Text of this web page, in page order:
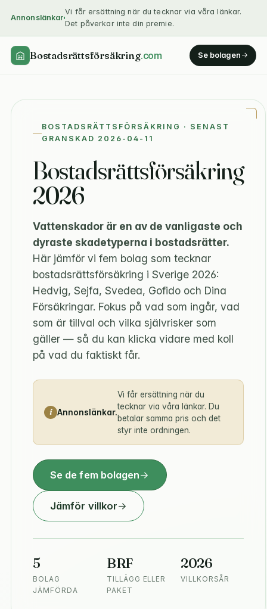
Annonslänkar
Vi får ersättning när du tecknar via våra länkar.
Det påverkar inte din premie.
Bostadsrättsförsäkring.com Se bolagen
BOSTADSRÄTTSFÖRSÄKRING · SENAST
GRANSKAD 2026-04-11
Bostadsrättsförsäkring
2026
Vattenskador är en av de vanligaste och
dyraste skadetyperna i bostadsrätter.
Här jämför vi fem bolag som tecknar
bostadsrättsförsäkring i Sverige 2026:
Hedvig, Sejfa, Svedea, Gofido och Dina
Försäkringar. Fokus på vad som ingår, vad
som är tillval och vilka självrisker som
gäller — så du kan klicka vidare med koll
på vad du faktiskt får.
Annonslänkar.
Vi får ersättning när du
tecknar via våra länkar. Du
betalar samma pris och det
styr inte ordningen.
Se de fem bolagen
Jämför villkor
5
BOLAG
JÄMFÖRDA
BRF
TILLÄGG ELLER
PAKET
2026
VILLKORSÅR